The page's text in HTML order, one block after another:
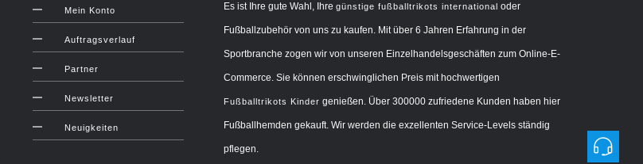
Mein Konto
Auftragsverlauf
Partner
Newsletter
Neuigkeiten
Es ist Ihre gute Wahl, Ihre günstige fußballtrikots international oder
Fußballzubehör von uns zu kaufen. Mit über 6 Jahren Erfahrung in der
Sportbranche zogen wir von unseren Einzelhandelsgeschäften zum Online-E-
Commerce. Sie können erschwinglichen Preis mit hochwertigen
Fußballtrikots Kinder genießen. Über 300000 zufriedene Kunden haben hier
Fußballhemden gekauft. Wir werden die exzellenten Service-Levels ständig
pflegen.